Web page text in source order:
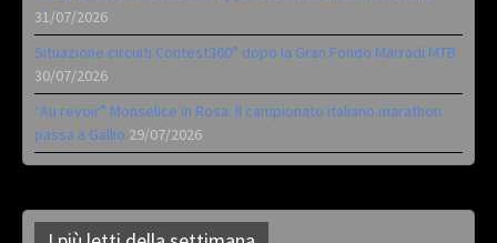
31/07/2026
Situazione circuiti Contest360° dopo la Gran Fondo Marradi MTB
30/07/2026
“Au revoir” Monselice in Rosa. Il campionato italiano marathon
passa a Gallio 29/07/2026